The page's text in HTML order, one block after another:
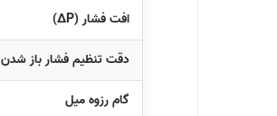
افت فشار (ΔP)
دقت تنظیم فشار باز شدن
گام رزوه میل